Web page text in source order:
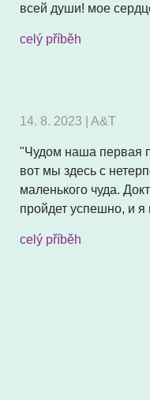
всей души! мое
celý příběh
14. 8. 2023 | A&T
"Чудом наша первая
вот мы здесь с
маленького чуда.
пройдет успешно, и я
celý příběh